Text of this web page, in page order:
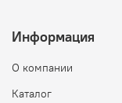
Информация
О компании
Каталог